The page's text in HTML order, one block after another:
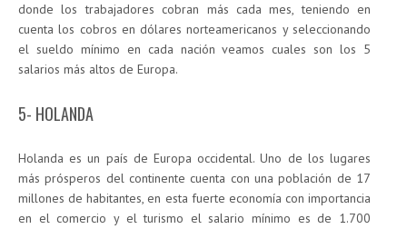
donde los trabajadores cobran más cada mes, teniendo en
cuenta los cobros en dólares norteamericanos y seleccionando
el sueldo mínimo en cada nación veamos cuales son los 5
salarios más altos de Europa.
5- HOLANDA
Holanda es un país de Europa occidental. Uno de los lugares
más prósperos del continente cuenta con una población de 17
millones de habitantes, en esta fuerte economía con importancia
en el comercio y el turismo el salario mínimo es de 1.700